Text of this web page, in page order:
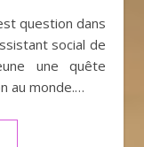
social de
une quête
au monde.…